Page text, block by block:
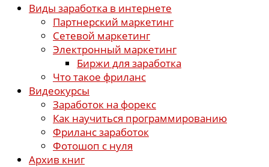
Виды заработка в интернете
Партнерский маркетинг
Сетевой маркетинг
Электронный маркетинг
Биржи для заработка
Что такое фриланс
Видеокурсы
Заработок на форекс
Как научиться программированию
Фриланс заработок
Фотошоп с нуля
Архив книг